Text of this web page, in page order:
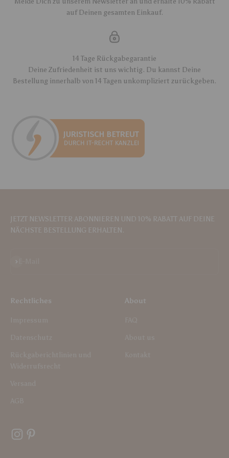
auf Deinen gesamten Einkauf.
14 Tage Rückgabegarantie
Deine Zufriedenheit ist uns wichtig. Du kannst Deine
Bestellung innerhalb von 14 Tagen unkompliziert zurückgeben.
JETZT NEWSLETTER ABONNIEREN UND 10% RABATT AUF DEINE
NÄCHSTE BESTELLUNG ERHALTEN.
Abonnieren
Rechtliches About